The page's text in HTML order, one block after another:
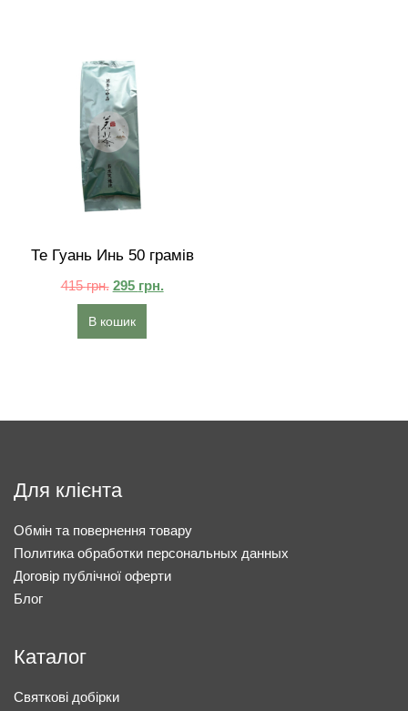
Те Гуань Инь 50 грамів
415грн. 295 грн.
В кошик
Для клієнта
Обмін та повернення товару
Политика обработки персональных данных
Договір публічної оферти
Блог
Каталог
Святкові добірки